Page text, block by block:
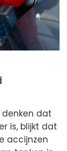
dat
is, blijkt dat
accijnzen